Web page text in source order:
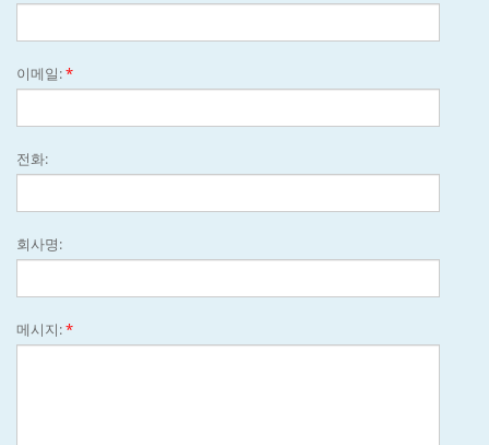
이메일:*
전화:
회사명:
메시지:*